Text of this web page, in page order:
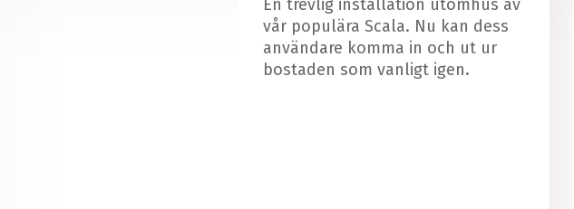
En trevlig installation utomhus av
vår populära Scala. Nu kan dess
användare komma in och ut ur
bostaden som vanligt igen.